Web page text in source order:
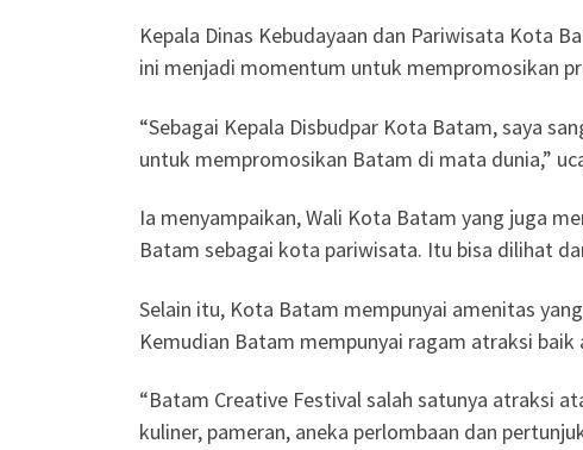
Kepala Dinas Kebudayaan dan Pariwisata Kota
ini menjadi momentum untuk mempromosikan
“Sebagai Kepala Disbudpar Kota Batam, saya
untuk mempromosikan Batam di mata dunia,”
Ia menyampaikan, Wali Kota Batam yang juga
Batam sebagai kota pariwisata. Itu bisa dilihat
Selain itu, Kota Batam mempunyai amenitas
Kemudian Batam mempunyai ragam atraksi
“Batam Creative Festival salah satunya atraksi
kuliner, pameran, aneka perlombaan dan